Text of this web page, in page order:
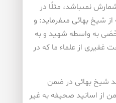
نمى‏باشد، مثلًا در
شيخ بهائى مى‏فرمايد: و
به واسطه شهيد و به
غفيرى از علماء ما كه در
شيخ بهائى در ضمن
از اسانيد صحيفه به غير